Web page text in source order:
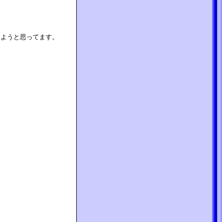
うと思ってます。